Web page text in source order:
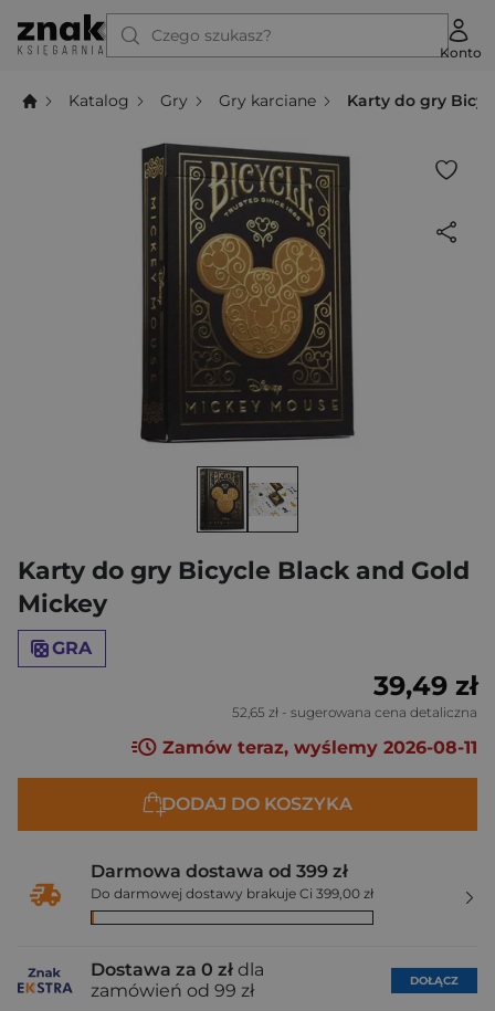
Czego szukasz?
Konto
Katalog Gry Gry karciane Karty do gry
Karty do gry Bicycle Black and Gold
Mickey
GRA
39,49 zł
52,65 zł - sugerowana cena detaliczna
Zamów teraz, wyślemy 2026-08-11
DODAJ DO KOSZYKA
Darmowa dostawa od 399 zł
Do darmowej dostawy brakuje Ci 399,00 zł
Dostawa za 0 zł dla
zamówień od 99 zł
DOŁĄCZ